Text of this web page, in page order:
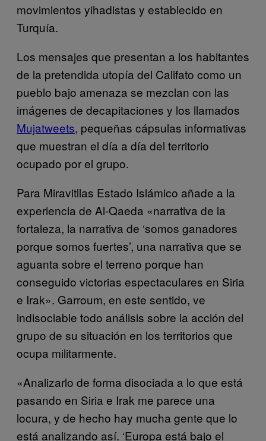
movimientos yihadistas y establecido en
Turquía.
Los mensajes que presentan a los habitantes
de la pretendida utopía del Califato como un
pueblo bajo amenaza se mezclan con las
imágenes de decapitaciones y los llamados
Mujatweets, pequeñas cápsulas informativas
que muestran el día a día del territorio
ocupado por el grupo.
Para Miravitllas Estado Islámico añade a la
experiencia de Al-Qaeda «narrativa de la
fortaleza, la narrativa de ‘somos ganadores
porque somos fuertes’, una narrativa que se
aguanta sobre el terreno porque han
conseguido victorias espectaculares en Siria
e Irak». Garroum, en este sentido, ve
indisociable todo análisis sobre la acción del
grupo de su situación en los territorios que
ocupa militarmente.
«Analizarlo de forma disociada a lo que está
pasando en Siria e Irak me parece una
locura, y de hecho hay mucha gente que lo
está analizando así. ‘Europa está bajo el